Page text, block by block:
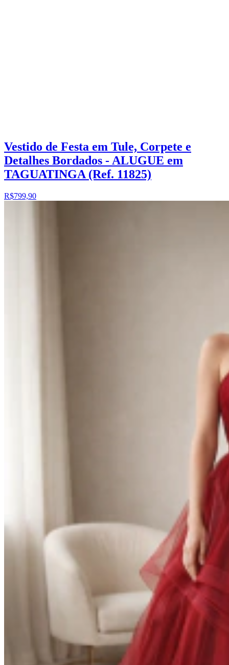
Vestido de Festa em Tule, Corpete e
Detalhes Bordados - ALUGUE em
TAGUATINGA (Ref. 11825)
R$799,90